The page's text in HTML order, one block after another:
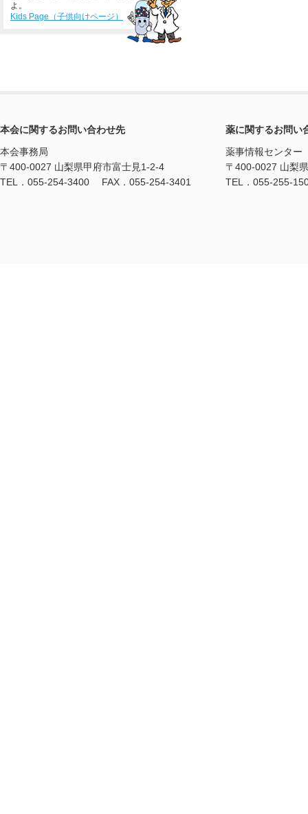
よ。
Kids Page（子供向けページ）
本会に関するお問い合わせ先
本会事務局
〒400-0027 山梨県甲府市富士見1-2-4
TEL．055-254-3400 FAX．055-254-3401
薬に関するお問い
薬事情報センター
〒400-0027 山梨
TEL．055-255-